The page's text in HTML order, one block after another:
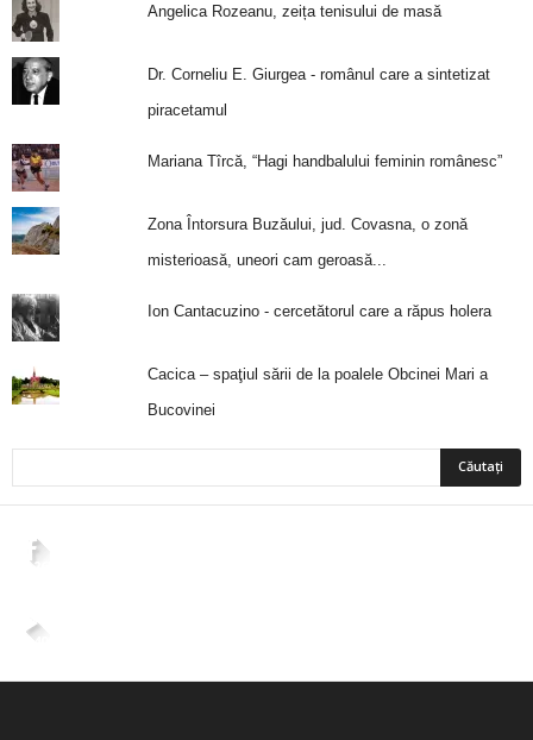
Angelica Rozeanu, zeița tenisului de masă
Dr. Corneliu E. Giurgea - românul care a sintetizat
piracetamul
Mariana Tîrcă, “Hagi handbalului feminin românesc”
Zona Întorsura Buzăului, jud. Covasna, o zonă
misterioasă, uneori cam geroasă...
Ion Cantacuzino - cercetătorul care a răpus holera
Cacica – spaţiul sării de la poalele Obcinei Mari a
Bucovinei
2,265
4,400